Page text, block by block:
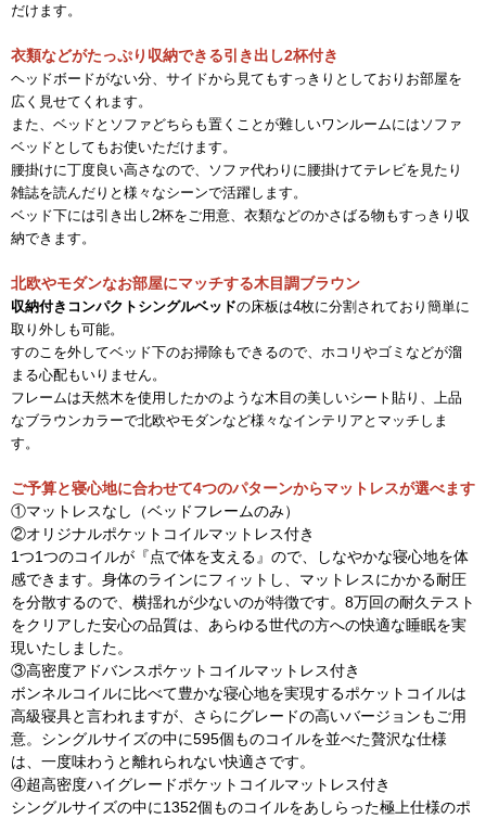
だけます。
衣類などがたっぷり収納できる引き出し2杯付き
ヘッドボードがない分、サイドから見てもすっきりとしておりお部屋を
広く見せてくれます。
また、ベッドとソファどちらも置くことが難しいワンルームにはソファ
ベッドとしてもお使いただけます。
腰掛けに丁度良い高さなので、ソファ代わりに腰掛けてテレビを見たり
雑誌を読んだりと様々なシーンで活躍します。
ベッド下には引き出し2杯をご用意、衣類などのかさばる物もすっきり収
納できます。
北欧やモダンなお部屋にマッチする木目調ブラウン
収納付きコンパクトシングルベッドの床板は4枚に分割されており簡単に
取り外しも可能。
すのこを外してベッド下のお掃除もできるので、ホコリやゴミなどが溜
まる心配もいりません。
フレームは天然木を使用したかのような木目の美しいシート貼り、上品
なブラウンカラーで北欧やモダンなど様々なインテリアとマッチしま
す。
ご予算と寝心地に合わせて4つのパターンからマットレスが選べます
①マットレスなし（ベッドフレームのみ）
②オリジナルポケットコイルマットレス付き
1つ1つのコイルが『点で体を支える』ので、しなやかな寝心地を体
感できます。身体のラインにフィットし、マットレスにかかる耐圧
を分散するので、横揺れが少ないのが特徴です。8万回の耐久テスト
をクリアした安心の品質は、あらゆる世代の方への快適な睡眠を実
現いたしました。
③高密度アドバンスポケットコイルマットレス付き
ボンネルコイルに比べて豊かな寝心地を実現するポケットコイルは
高級寝具と言われますが、さらにグレードの高いバージョンもご用
意。シングルサイズの中に595個ものコイルを並べた贅沢な仕様
は、一度味わうと離れられない快適さです。
④超高密度ハイグレードポケットコイルマットレス付き
シングルサイズの中に1352個ものコイルをあしらった極上仕様のポ